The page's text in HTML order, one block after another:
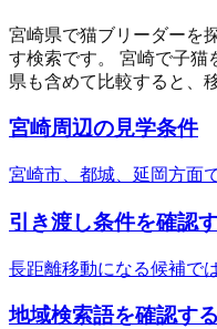
宮崎県で猫ブリーダーを
す検索です。 宮崎で子猫
県も含めて比較すると、
宮崎周辺の見学条件
宮崎市、都城、延岡方面
引き渡し条件を確認
長距離移動になる候補で
地域検索語を確認する